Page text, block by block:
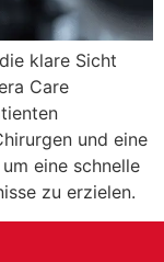
klare Sicht
Care
und eine
eine schnelle
zu erzielen.